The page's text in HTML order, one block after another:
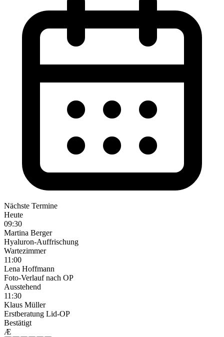
Nächste Termine
Heute
09:30
Martina Berger
Hyaluron-Auffrischung
Wartezimmer
11:00
Lena Hoffmann
Foto-Verlauf nach OP
Ausstehend
11:30
Klaus Müller
Erstberatung Lid-OP
Bestätigt
Æ